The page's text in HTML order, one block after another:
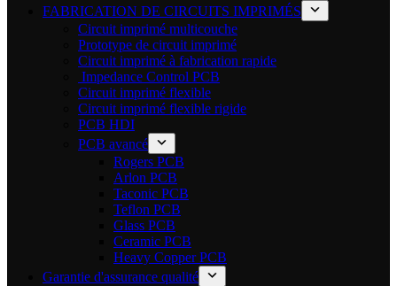
FABRICATION DE CIRCUITS IMPRIMÉS
Circuit imprimé multicouche
Prototype de circuit imprimé
Circuit imprimé à fabrication rapide
Impedance Control PCB
Circuit imprimé flexible
Circuit imprimé flexible rigide
PCB HDI
PCB avancé
Rogers PCB
Arlon PCB
Taconic PCB
Teflon PCB
Glass PCB
Ceramic PCB
Heavy Copper PCB
Garantie d'assurance qualité